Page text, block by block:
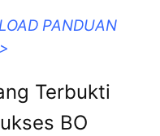
PANDUAN
Terbukti
BO